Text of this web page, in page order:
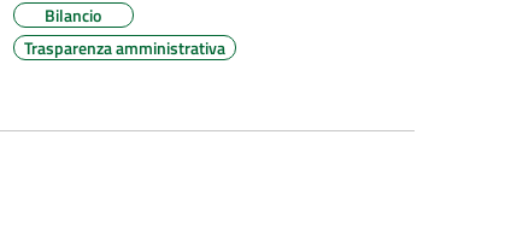
Bilancio
Trasparenza amministrativa